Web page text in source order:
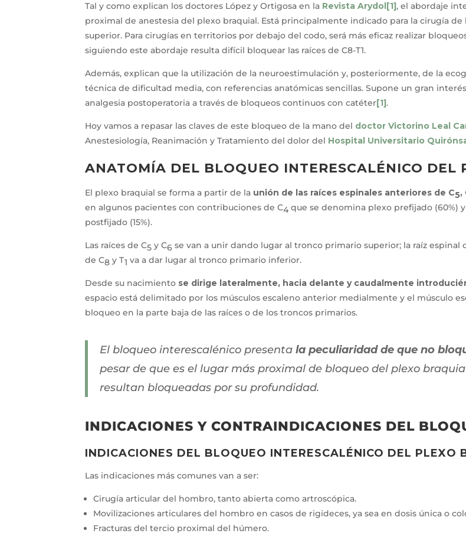
Tal y como explican los doctores López y Ortigosa en la Revista Arydol[1], el abordaje
proximal de anestesia del plexo braquial. Está principalmente indicado para la cirugía
superior. Para cirugías en territorios por debajo del codo, será más eficaz realizar
siguiendo este abordaje resulta difícil bloquear las raíces de C8-T1.
Además, explican que la utilización de la neuroestimulación y, posteriormente, de la
técnica de dificultad media, con referencias anatómicas sencillas. Supone un gran
analgesia postoperatoria a través de bloqueos continuos con catéter[1].
Hoy vamos a repasar las claves de este bloqueo de la mano del doctor Victorino Leal
Anestesiología, Reanimación y Tratamiento del dolor del Hospital Universitario
ANATOMÍA DEL BLOQUEO INTERESCALÉNICO DEL
El plexo braquial se forma a partir de la unión de las raíces espinales anteriores de C5,
en algunos pacientes con contribuciones de C4 que se denomina plexo prefijado (60%)
postfijado (15%).
Las raíces de C5 y C6se van a unir dando lugar al tronco primario superior; la raíz espinal
de C8 y T1 va a dar lugar al tronco primario inferior.
Desde su nacimiento se dirige lateralmente, hacia delante y caudalmente
espacio está delimitado por los músculos escaleno anterior medialmente y el músculo
bloqueo en la parte baja de las raíces o de los troncos primarios.
El bloqueo interescalénico presentala peculiaridad de que no
pesar de que es el lugar más proximal de bloqueo del plexo
resultan bloqueadas por su profundidad.
INDICACIONES Y CONTRAINDICACIONES DEL
INDICACIONES DEL BLOQUEO INTERESCALÉNICO DEL PLEXO
Las indicaciones más comunes van a ser:
Cirugía articular del hombro, tanto abierta como artroscópica.
Movilizaciones articulares del hombro en casos de rigideces, ya sea en dosis única o
Fracturas del tercio proximal del húmero.